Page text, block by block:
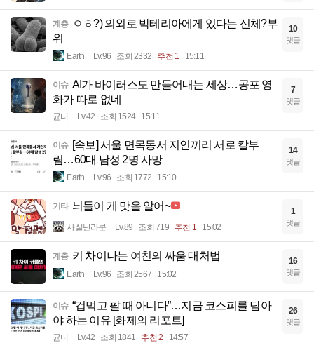
계층
ㅇㅎ?) 의외로 박테리아에게 있다는 신체?부
위
Earth Lv.96 조회 2332 추천 1 15:11
10
댓글
이슈 AI가 바이러스도 만들어내는 세상…공포 영
화가 따로 없네
균터 Lv.42 조회 1524 15:11
7
댓글
이슈 [속보] 서울 면목동서 지인끼리 서로 칼부
림…60대 남성 2명 사망
Earth Lv.96 조회 1772 15:10
14
댓글
기타 늬들이 게 맛을 알어~
사실난라쿤 Lv.89 조회 719 추천 1 15:02
1
댓글
계층 키 차이나는 여친의 싸움 대처법
Earth Lv.96 조회 2567 15:02
16
댓글
이슈 “겁먹고 팔 때 아니다”…지금 코스피를 담아
야 하는 이유 [화제의 리포트]
균터 Lv.42 조회 1841 추천 2 14:57
26
댓글